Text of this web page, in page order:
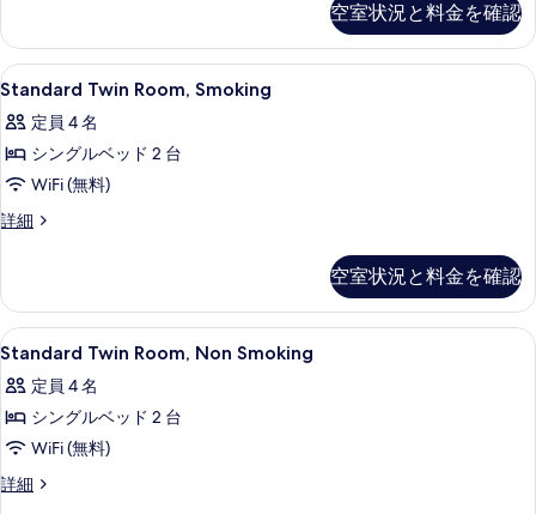
写
真
を
表
示
る
ル
ル
ー
ム
禁
煙
の
て
の
写
真
を
示
ー
ド
ダ
ル
ル
ム
禁
煙
細
空室状況と料金を確認
Standard
Twin
Room,
Smoking
の
す
の
写
真
を
表
す
デスク、アイロン / アイロン台、
17
Standard Twin Room, Smoking
定員 4 名
シングルベッド 2 台
WiFi (無料)
詳細
Standard
の
詳
細
空室状況と料金を確認
Standard
Twin
Room,
Non
Smoking
の
デスク、アイロン / アイロン台、
16
Standard Twin Room, Non Smoking
定員 4 名
シングルベッド 2 台
WiFi (無料)
詳細
Standard